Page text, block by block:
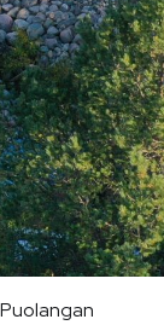
Puolangan